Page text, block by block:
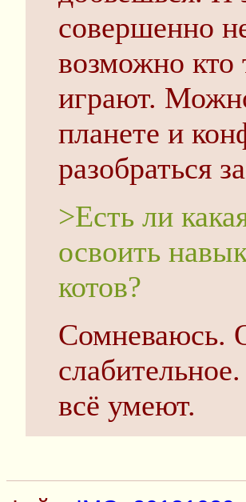
совершенно
возможно
играют.
планете и
разобраться
>Есть ли
освоить
котов?
Сомневаюсь.
всё умеют.